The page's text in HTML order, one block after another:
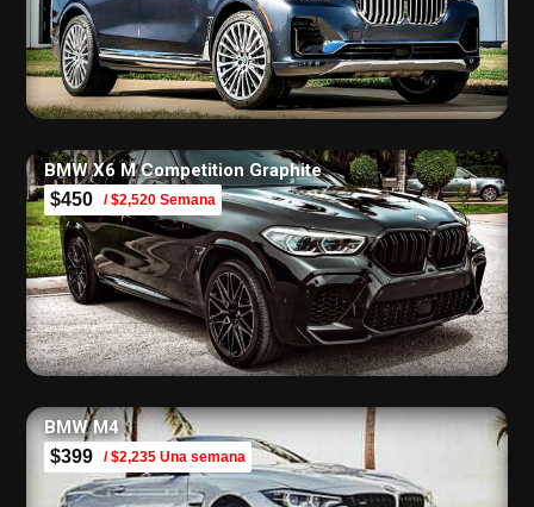
BMW X6 M Competition Graphite
$450 / $2,520 Semana
BMW M4
$399 / $2,235 Una semana